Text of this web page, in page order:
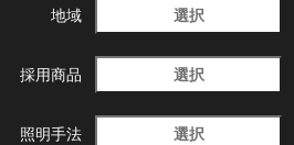
地域 選択
採用商品 選択
照明手法 選択